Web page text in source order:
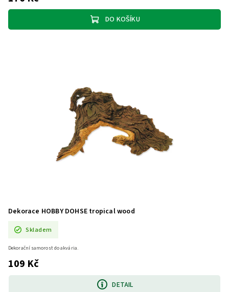
DO KOŠÍKU
Dekorace HOBBY DOHSE tropical wood
Skladem
109 Kč
DETAIL
Dekorační samorost do akvária.